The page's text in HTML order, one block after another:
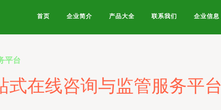
首页 企业简介 产品大全 联系我们 企业信息
平台
在线咨询与监管服务平台